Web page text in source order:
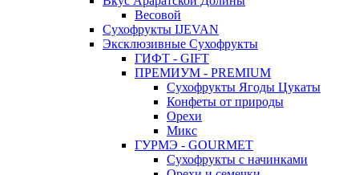
Весовой
Сухофрукты IJEVAN
Эксклюзивные Сухофрукты
ГИФТ - GIFT
ПРЕМИУМ - PREMIUM
Сухофрукты Ягоды Цукаты
Конфеты от природы
Орехи
Микс
ГУРМЭ - GOURMET
Сухофрукты с начинками